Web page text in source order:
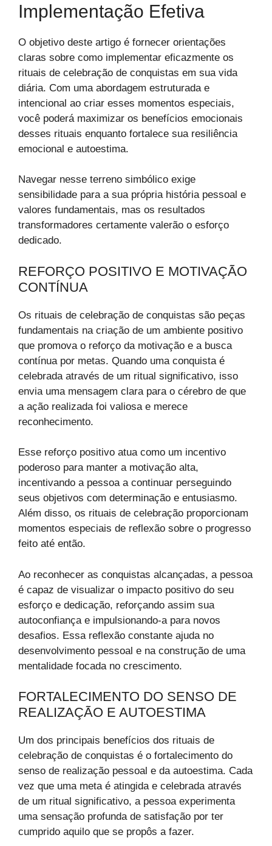
Implementação Efetiva
O objetivo deste artigo é fornecer orientações
claras sobre como implementar eficazmente os
rituais de celebração de conquistas em sua vida
diária. Com uma abordagem estruturada e
intencional ao criar esses momentos especiais,
você poderá maximizar os benefícios emocionais
desses rituais enquanto fortalece sua resiliência
emocional e autoestima.
Navegar nesse terreno simbólico exige
sensibilidade para a sua própria história pessoal e
valores fundamentais, mas os resultados
transformadores certamente valerão o esforço
dedicado.
REFORÇO POSITIVO E MOTIVAÇÃO
CONTÍNUA
Os rituais de celebração de conquistas são peças
fundamentais na criação de um ambiente positivo
que promova o reforço da motivação e a busca
contínua por metas. Quando uma conquista é
celebrada através de um ritual significativo, isso
envia uma mensagem clara para o cérebro de que
a ação realizada foi valiosa e merece
reconhecimento.
Esse reforço positivo atua como um incentivo
poderoso para manter a motivação alta,
incentivando a pessoa a continuar perseguindo
seus objetivos com determinação e entusiasmo.
Além disso, os rituais de celebração proporcionam
momentos especiais de reflexão sobre o progresso
feito até então.
Ao reconhecer as conquistas alcançadas, a pessoa
é capaz de visualizar o impacto positivo do seu
esforço e dedicação, reforçando assim sua
autoconfiança e impulsionando-a para novos
desafios. Essa reflexão constante ajuda no
desenvolvimento pessoal e na construção de uma
mentalidade focada no crescimento.
FORTALECIMENTO DO SENSO DE
REALIZAÇÃO E AUTOESTIMA
Um dos principais benefícios dos rituais de
celebração de conquistas é o fortalecimento do
senso de realização pessoal e da autoestima. Cada
vez que uma meta é atingida e celebrada através
de um ritual significativo, a pessoa experimenta
uma sensação profunda de satisfação por ter
cumprido aquilo que se propôs a fazer.